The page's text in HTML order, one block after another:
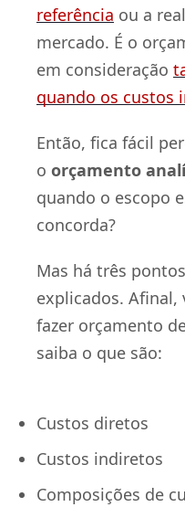
referência ou a
mercado. É o
em consideração
quando os custos
Então, fica fácil
o orçamento
quando o escopo
concorda?
Mas há três
explicados. Afinal,
fazer orçamento
saiba o que são:
Custos diretos
Custos indiretos
Composições de